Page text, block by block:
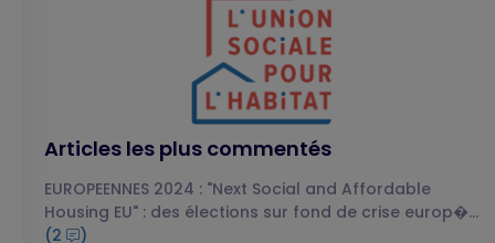
Articles les plus commentés
EUROPEENNES 2024 : "Next Social and Affordable
Housing EU" : des élections sur fond de crise europ�...
(2
)